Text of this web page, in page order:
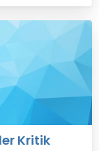
Kritik